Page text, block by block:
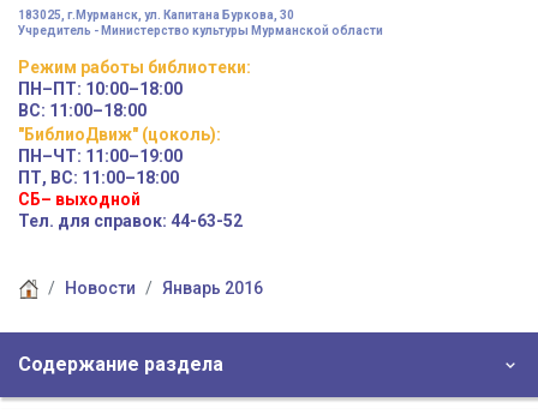
183025, г.Мурманск, ул. Капитана Буркова, 30
Учредитель - Министерство культуры Мурманской области
Режим работы библиотеки:
ПН–ПТ: 10:00–18:00
ВС: 11:00–18:00
"БиблиоДвиж" (цоколь):
ПН–ЧТ: 11:00–19:00
ПТ, ВС: 11:00–18:00
СБ– выходной
Тел. для справок: 44-63-52
Новости Январь 2016
Содержание раздела